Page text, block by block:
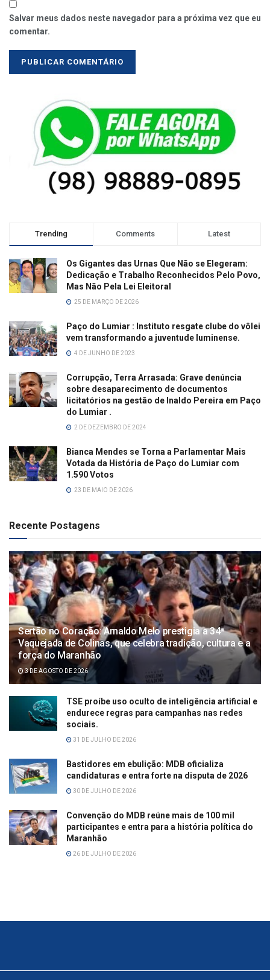
Salvar meus dados neste navegador para a próxima vez que eu
comentar.
Trending Comments Latest
Os Gigantes das Urnas Que Não se Elegeram:
Dedicação e Trabalho Reconhecidos Pelo Povo,
Mas Não Pela Lei Eleitoral
25 DE MARÇO DE 2026
Paço do Lumiar : Instituto resgate clube do vôlei
vem transformando a juventude luminense.
4 DE JUNHO DE 2023
Corrupção, Terra Arrasada: Grave denúncia
sobre desaparecimento de documentos
licitatórios na gestão de Inaldo Pereira em Paço
do Lumiar .
2 DE DEZEMBRO DE 2024
Bianca Mendes se Torna a Parlamentar Mais
Votada da História de Paço do Lumiar com
1.590 Votos
23 DE MAIO DE 2026
Recente Postagens
Sertão no Coração: Arnaldo Melo prestigia a 34ª
Vaquejada de Colinas, que celebra tradição, cultura e a
força do Maranhão
3 DE AGOSTO DE 2026
TSE proíbe uso oculto de inteligência artificial e
endurece regras para campanhas nas redes
sociais.
31 DE JULHO DE 2026
Bastidores em ebulição: MDB oficializa
candidaturas e entra forte na disputa de 2026
30 DE JULHO DE 2026
Convenção do MDB reúne mais de 100 mil
participantes e entra para a história política do
Maranhão
26 DE JULHO DE 2026